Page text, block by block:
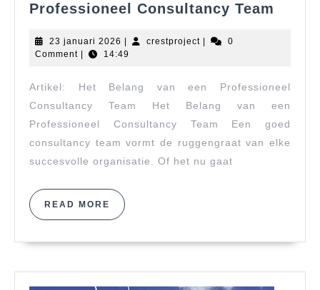
Professioneel Consultancy Team
Team
23 januari 2026 23
januari
crestprojectcrestproject
0
Comment
14:49
Artikel: Het Belang van een Professioneel
Consultancy Team Het Belang van een
Professioneel Consultancy Team Een goed
consultancy team vormt de ruggengraat van elke
succesvolle organisatie. Of het nu gaat
READ MORE READ
MORE